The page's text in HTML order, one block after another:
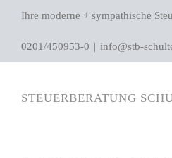
Zum
springen
Ihre moderne + sympathische
0201/450953-0 | info@stb-
STEUERBERATUNG